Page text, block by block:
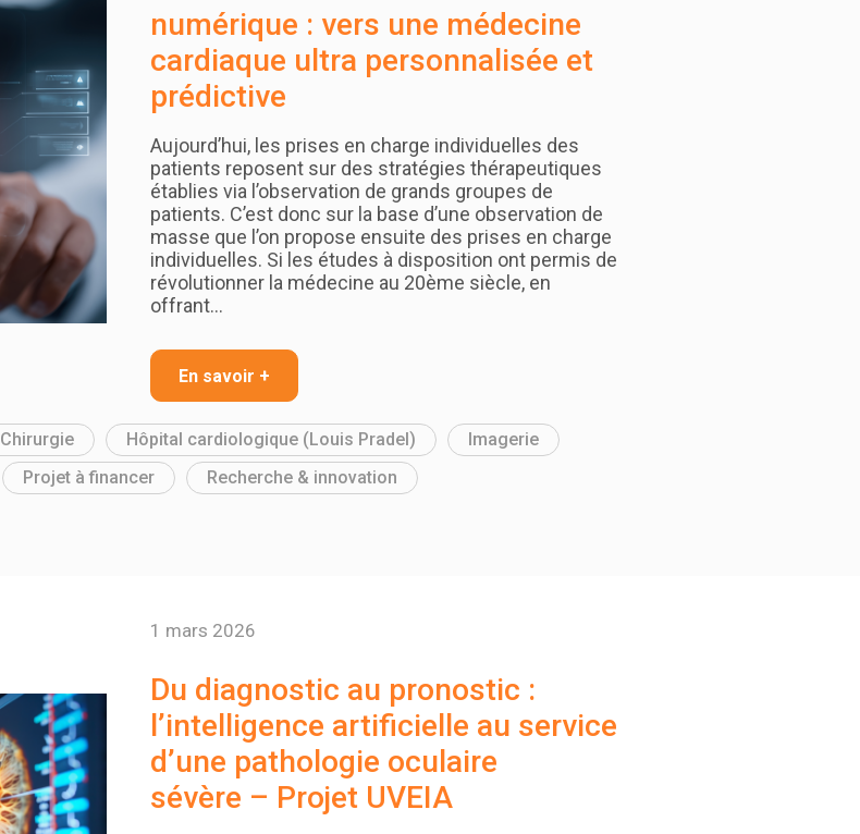
numérique : vers une médecine
cardiaque ultra personnalisée et
prédictive
Aujourd’hui, les prises en charge individuelles des
patients reposent sur des stratégies thérapeutiques
établies via l’observation de grands groupes de
patients. C’est donc sur la base d’une observation de
masse que l’on propose ensuite des prises en charge
individuelles. Si les études à disposition ont permis de
révolutionner la médecine au 20ème siècle, en
offrant…
En savoir +
Chirurgie Hôpital cardiologique (Louis Pradel)
Imagerie
Projet à financer
Recherche & innovation
1 mars 2026
Du diagnostic au pronostic :
l’intelligence artificielle au service
d’une pathologie oculaire
sévère – Projet UVEIA